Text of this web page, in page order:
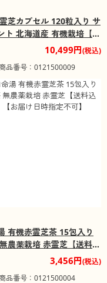
芝カプセル 120粒入り サ
ト 北海道産 有機栽培【送
【お届け日時指定不可】
10,499円(税込)
品番号：0121500009
有機赤霊芝茶 15包入り
農薬栽培 赤霊芝【送料込
届け日時指定不可】
3,456円(税込)
品番号：0121500004